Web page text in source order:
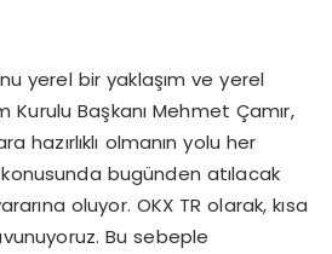
yerel bir yaklaşım ve yerel
Kurulu Başkanı Mehmet Çamır,
hazırlıklı olmanın yolu her
bugünden atılacak
oluyor. OKX TR olarak, kısa
Bu sebeple